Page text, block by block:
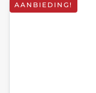
AANBIEDING!